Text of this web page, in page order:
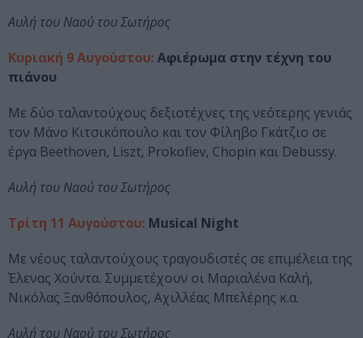
Αυλή του Ναού του Σωτήρος
Κυριακή 9 Αυγούστου:Αφιέρωμα στην τέχνη του
πιάνου
Με δύο ταλαντούχους δεξιοτέχνες της νεότερης γενιάς
τον Μάνο Κιτσικόπουλο και τον Φίληβο Γκάτζιo σε
έργα Beethoven, Liszt, Prokofiev, Chopin και Debussy.
Αυλή του Ναού του Σωτήρος
Τρίτη 11 Αυγούστου: Musical Night
Με νέους ταλαντούχους τραγουδιστές σε επιμέλεια της
Έλενας Χούντα. Συμμετέχουν οι Μαριαλένα Καλή,
Νικόλας Ξανθόπουλος, Αχιλλέας Μπελέρης κ.α.
Αυλή του Ναού του Σωτήρος